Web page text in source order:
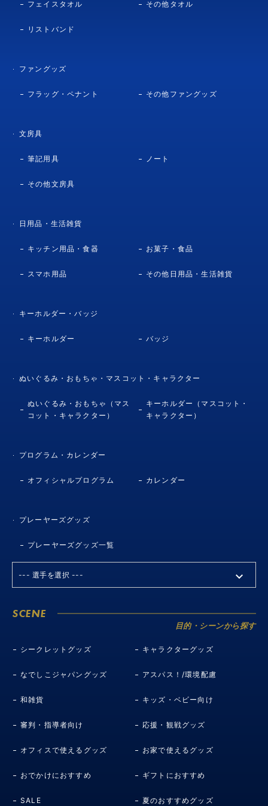
フェイスタオル その他タオル
リストバンド
ファングッズ
フラッグ・ペナント その他ファングッズ
文房具
筆記用具 ノート
その他文房具
日用品・生活雑貨
キッチン用品・食器 お菓子・食品
スマホ用品 その他日用品・生活雑貨
キーホルダー・バッジ
キーホルダー バッジ
ぬいぐるみ・おもちゃ・マスコット・キャラクター
ぬいぐるみ・おもちゃ（マス
コット・キャラクター）
キーホルダー（マスコット・
キャラクター）
プログラム・カレンダー
オフィシャルプログラム カレンダー
プレーヤーズグッズ
プレーヤーズグッズ一覧
SCENE
目的・シーンから探す
シークレットグッズ キャラクターグッズ
なでしこジャパングッズ アスパス！/環境配慮
和雑貨 キッズ・ベビー向け
審判・指導者向け 応援・観戦グッズ
オフィスで使えるグッズ お家で使えるグッズ
おでかけにおすすめ ギフトにおすすめ
SALE 夏のおすすめグッズ